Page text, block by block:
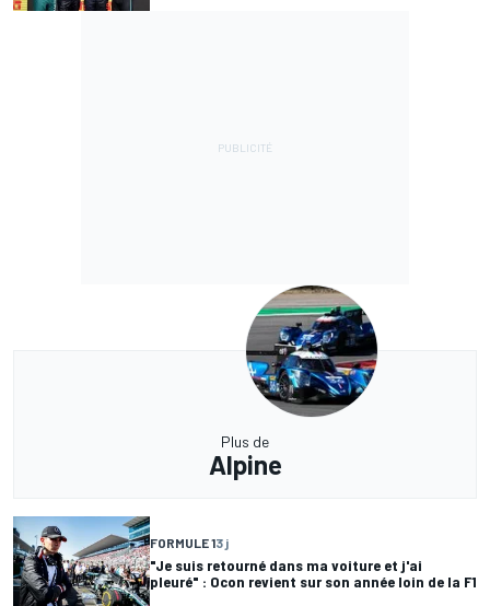
Plus de
Alpine
FORMULE 13 j
"Je suis retourné dans ma voiture et j'ai
pleuré" : Ocon revient sur son année loin de la F1